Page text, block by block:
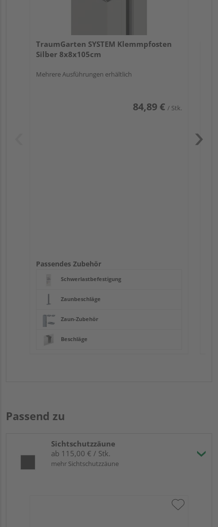
TraumGarten SYSTEM Klemmpfosten
Silber 8x8x105cm
Mehrere Ausführungen erhältlich
84,89 € / Stk.
Passendes Zubehör
Schwerlastbefestigung
Zaunbeschläge
Zaun-Zubehör
Beschläge
Passend zu
Sichtschutzzäune
ab 115,00 € / Stk.
mehr Sichtschutzzäune